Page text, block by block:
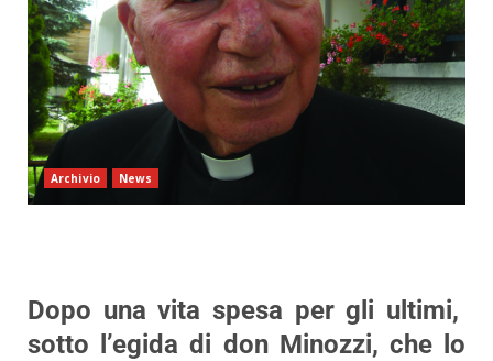
Archivio News
Dopo una vita spesa per gli ultimi,
sotto l’egida di don Minozzi, che lo